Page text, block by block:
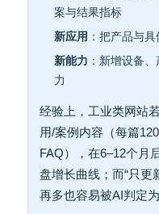
案与结果指标
新应用 ：把产品与
新能力 ：新增设备
力
经验上，工业类网站
用/案例内容（每篇
FAQ），在6–12个月
盘增长曲线；而“只更
再多也容易被AI判定